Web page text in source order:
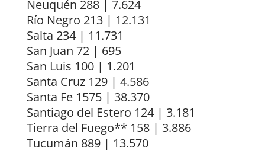
Neuquén 288 | 7.624
Río Negro 213 | 12.131
Salta 234 | 11.731
San Juan 72 | 695
San Luis 100 | 1.201
Santa Cruz 129 | 4.586
Santa Fe 1575 | 38.370
Santiago del Estero 124 | 3.181
Tierra del Fuego** 158 | 3.886
Tucumán 889 | 13.570